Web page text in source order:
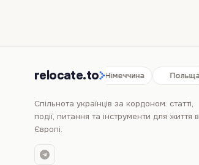
relocate.to
Іспанія Німеччина Польща
Спільнота українців за кордоном: статті,
події, питання та інструменти для життя в
Європі.